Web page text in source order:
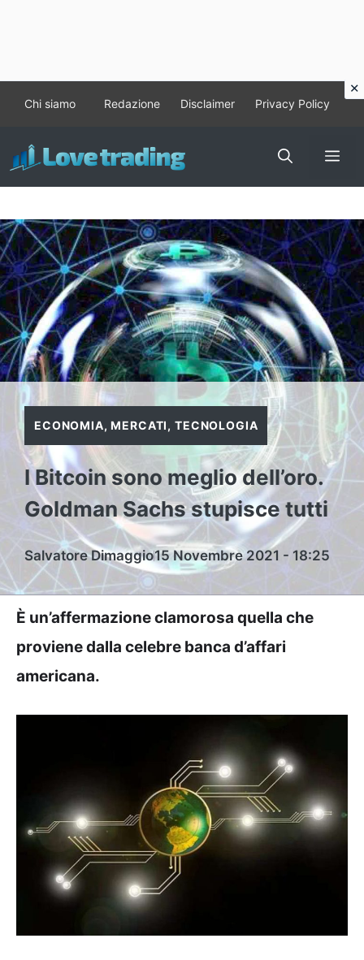
contenuto
Chi siamo Redazione Disclaimer Privacy Policy
ECONOMIA,MERCATI, TECNOLOGIA
I Bitcoin sono meglio dell’oro.
Goldman Sachs stupisce tutti
Salvatore Dimaggio15 Novembre 2021 - 18:25
È un’affermazione clamorosa quella che
proviene dalla celebre banca d’affari
americana.